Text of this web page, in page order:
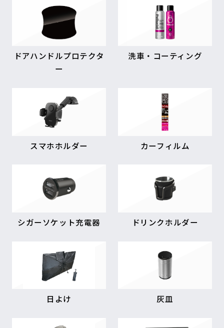
ドアハンドルプロテクタ
ー
洗車・コーティング
スマホホルダー カーフィルム
シガーソケット充電器 ドリンクホルダー
日よけ 灰皿